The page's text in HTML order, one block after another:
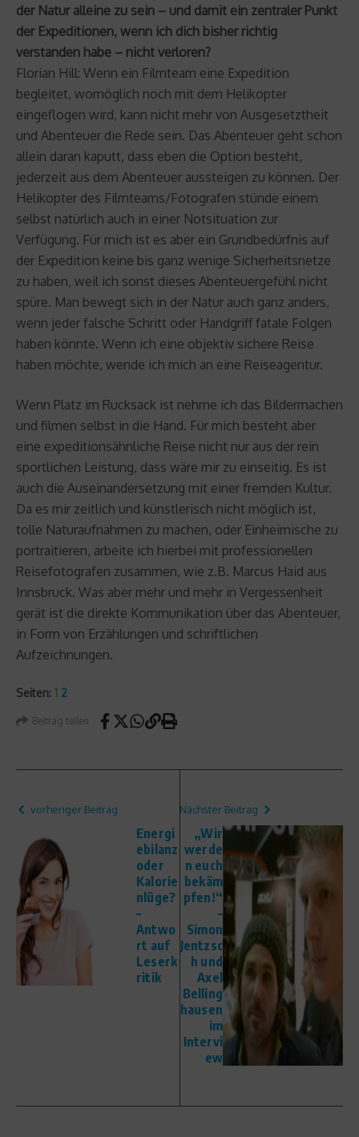
der Natur alleine zu sein – und damit ein zentraler Punkt
der Expeditionen, wenn ich dich bisher richtig
verstanden habe – nicht verloren?
Florian Hill: Wenn ein Filmteam eine Expedition
begleitet, womöglich noch mit dem Helikopter
eingeflogen wird, kann nicht mehr von Ausgesetztheit
und Abenteuer die Rede sein. Das Abenteuer geht schon
allein daran kaputt, dass eben die Option besteht,
jederzeit aus dem Abenteuer aussteigen zu können. Der
Helikopter des Filmteams/Fotografen stünde einem
selbst natürlich auch in einer Notsituation zur
Verfügung. Für mich ist es aber ein Grundbedürfnis auf
der Expedition keine bis ganz wenige Sicherheitsnetze
zu haben, weil ich sonst dieses Abenteuergefühl nicht
spüre. Man bewegt sich in der Natur auch ganz anders,
wenn jeder falsche Schritt oder Handgriff fatale Folgen
haben könnte. Wenn ich eine objektiv sichere Reise
haben möchte, wende ich mich an eine Reiseagentur.
Wenn Platz im Rucksack ist nehme ich das Bildermachen
und filmen selbst in die Hand. Für mich besteht aber
eine expeditionsähnliche Reise nicht nur aus der rein
sportlichen Leistung, dass wäre mir zu einseitig. Es ist
auch die Auseinandersetzung mit einer fremden Kultur.
Da es mir zeitlich und künstlerisch nicht möglich ist,
tolle Naturaufnahmen zu machen, oder Einheimische zu
portraitieren, arbeite ich hierbei mit professionellen
Reisefotografen zusammen, wie z.B. Marcus Haid aus
Innsbruck. Was aber mehr und mehr in Vergessenheit
gerät ist die direkte Kommunikation über das Abenteuer,
in Form von Erzählungen und schriftlichen
Aufzeichnungen.
Seiten: 1 2
Beitrag teilen
vorheriger Beitrag
Energi
ebilanz
oder
Kalorie
nlüge?
–
Antwo
rt auf
Leserk
ritik
Nächster Beitrag
„Wir
werde
n euch
bekäm
pfen!“
–
Simon
Jentzsc
h und
Axel
Belling
hausen
im
Intervi
ew